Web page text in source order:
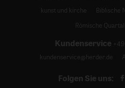
kunst und kirche
Biblische
Römische
Kundenservice
kundenservice@herder.de
Folgen Sie uns: